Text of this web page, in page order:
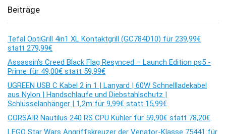
Beiträge
Tefal OptiGrill 4in1 XL Kontaktgrill (GC784D10) für 239,99€
statt 279,99€
Assassin’s Creed Black Flag Resynced – Launch Edition ps5 -
Prime für 49,00€ statt 59,99€
UGREEN USB C Kabel 2 in 1 | Lanyard | 60W Schnellladekabel
aus Nylon | Handschlaufe und Diebstahlschutz |
Schlüsselanhänger | 1,2m für 9,99€ statt 15,99€
CORSAIR Nautilus 240 RS CPU Kühler für 59,90€ statt 78,20€
LEGO Star Wars Angriffskreuzer der Venator-Klasse 75441 für